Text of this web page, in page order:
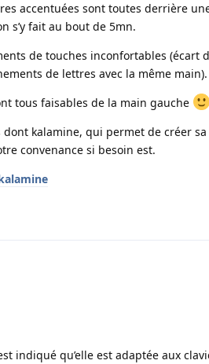
accentuées sont toutes derrière
s’y fait au bout de 5mn.
de touches inconfortables (écart
de lettres avec la même main).
tous faisables de la main gauche
kalamine, qui permet de créer
convenance si besoin est.
indiqué qu’elle est adaptée aux